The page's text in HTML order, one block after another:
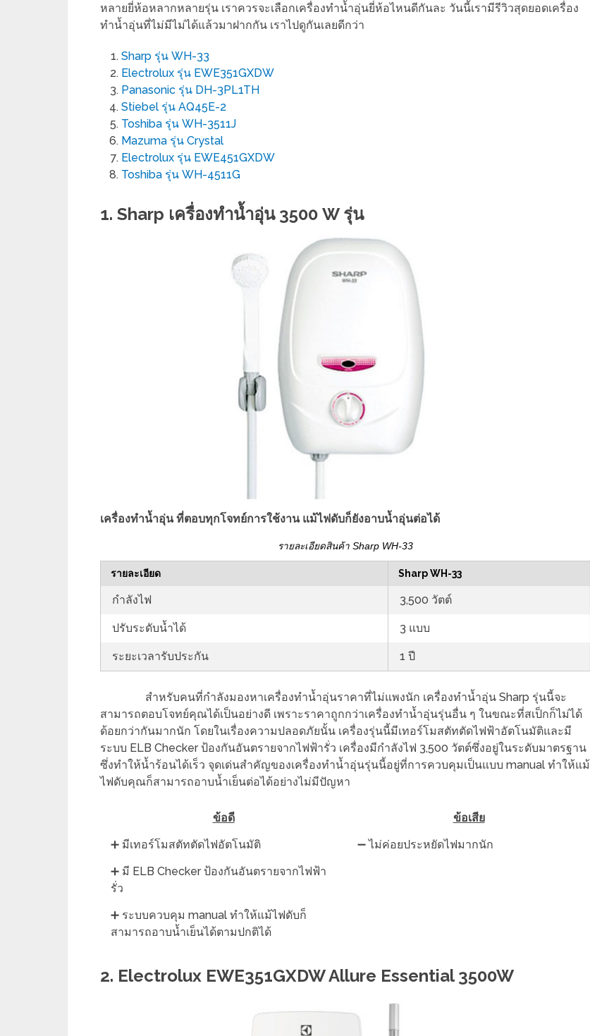
หลายยี่ห้อหลากหลายรุ่น เราควรจะเลือกเครื่องทำน้ำอุ่นยี่ห้อไหนดีกันละ วันนี้เรามีรีวิวสุดยอดเครื่อง
ทำน้ำอุ่นที่ไม่มีไม่ได้แล้วมาฝากกัน เราไปดูกันเลยดีกว่า
Sharp รุ่น WH-33
Electrolux รุ่น EWE351GXDW
Panasonic รุ่น DH-3PL1TH
Stiebel รุ่น AQ45E-2
Toshiba รุ่น WH-3511J
Mazuma รุ่น Crystal
Electrolux รุ่น EWE451GXDW
Toshiba รุ่น WH-4511G
1. Sharp เครื่องทำน้ำอุ่น 3500 W รุ่น
เครื่องทำน้ำอุ่น ที่ตอบทุกโจทย์การใช้งาน แม้ไฟดับก็ยังอาบน้ำอุ่นต่อได้
รายละเอียดสินค้า Sharp WH-33
รายละเอียด Sharp WH-33
กำลังไฟ 3,500 วัตต์
ปรับระดับน้ำได้ 3 แบบ
ระยะเวลารับประกัน 1 ปี
สำหรับคนที่กำลังมองหาเครื่องทำน้ำอุ่นราคาที่ไม่แพงนัก เครื่องทำน้ำอุ่น Sharp รุ่นนี้จะ
สามารถตอบโจทย์คุณได้เป็นอย่างดี เพราะราคาถูกกว่าเครื่องทำน้ำอุ่นรุ่นอื่น ๆ ในขณะที่สเป็กก็ไม่ได้
ด้อยกว่ากันมากนัก โดยในเรื่องความปลอดภัยนั้น เครื่องรุ่นนี้มีเทอร์โมสตัทตัดไฟฟ้าอัตโนมัติและมี
ระบบ ELB Checker ป้องกันอันตรายจากไฟฟ้ารั่ว เครื่องมีกำลังไฟ 3,500 วัตต์ซึ่งอยู่ในระดับมาตรฐาน
ซึ่งทำให้น้ำร้อนได้เร็ว จุดเด่นสำคัญของเครื่องทำน้ำอุ่นรุ่นนี้อยู่ที่การควบคุมเป็นแบบ manual ทำให้แม้
ไฟดับคุณก็สามารถอาบน้ำเย็นต่อได้อย่างไม่มีปัญหา
ข้อดี
ข้อเสีย
➕ มีเทอร์โมสตัทตัดไฟอัตโนมัติ
➖ ไม่ค่อยประหยัดไฟมากนัก
➕ มี ELB Checker ป้องกันอันตรายจากไฟฟ้า
รั่ว
➕ ระบบควบคุม manual ทำให้แม้ไฟดับก็
สามารถอาบน้ำเย็นได้ตามปกติได้
2. Electrolux EWE351GXDW Allure Essential 3500W